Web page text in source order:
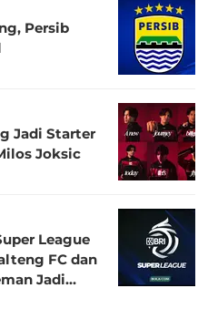
Persib
Jadi Starter
Joksic
League
FC dan
Jadi